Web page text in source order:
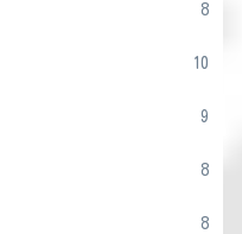
8
10
9
8
8